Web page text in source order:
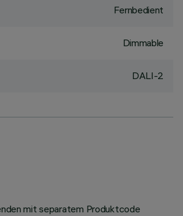
Fernbedient
Dimmable
DALI-2
mit separatem Produktcode